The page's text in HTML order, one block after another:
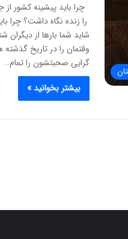
چرا باید پیشینه کشور
را زنده نگاه داشت؟ چرا
شاید شما بارها از دیگران
وقتمان را در تاریخ
گرایی صحبتشون را تمام…
بیشتر بخوانید »